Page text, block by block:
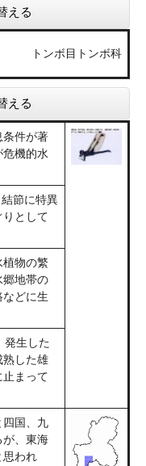
える
トンボ目トンボ科
える
条件が著
危機的水
節に特異
として
物の繁
郷地帯の
などに生
発生した
熟した雄
まって
四国、九
が、東海
思われ